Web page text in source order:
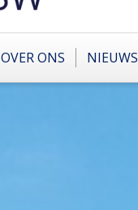
OVER ONS NIEUWS